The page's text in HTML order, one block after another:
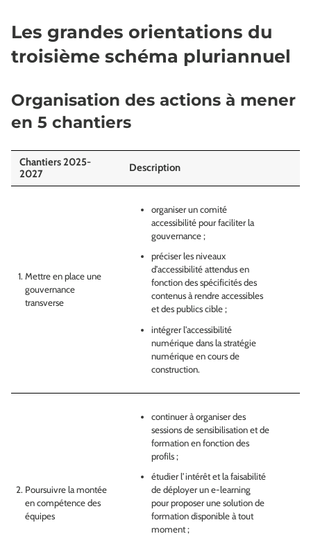
Les grandes orientations du
troisième schéma pluriannuel
Organisation des actions à mener
en 5 chantiers
Chantiers 2025-
2027
Description
Mettre en place une
gouvernance
transverse
organiser un comité
accessibilité pour faciliter la
gouvernance ;
préciser les niveaux
d’accessibilité attendus en
fonction des spécificités des
contenus à rendre accessibles
et des publics cible ;
intégrer l’accessibilité
numérique dans la stratégie
numérique en cours de
construction.
Poursuivre la montée
en compétence des
équipes
continuer à organiser des
sessions de sensibilisation et de
formation en fonction des
profils ;
étudier l’intérêt et la faisabilité
de déployer un e-learning
pour proposer une solution de
formation disponible à tout
moment ;